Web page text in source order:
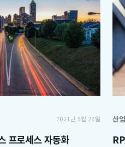
2021년 6월 20일
프로세스 자동화
산